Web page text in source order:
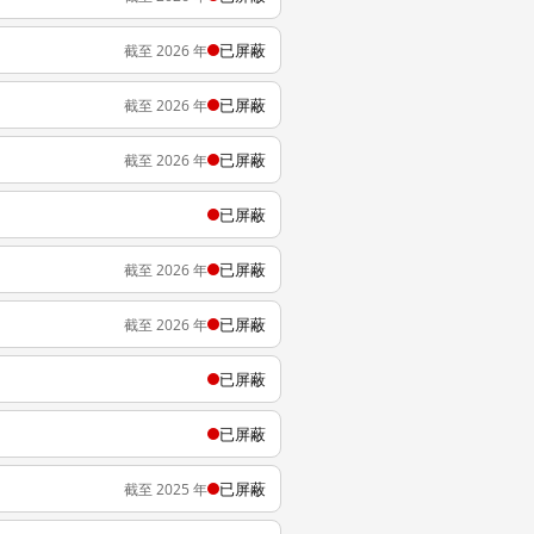
截至 2026 年 已屏蔽
截至 2026 年 已屏蔽
截至 2026 年 已屏蔽
已屏蔽
截至 2026 年 已屏蔽
截至 2026 年 已屏蔽
已屏蔽
已屏蔽
截至 2025 年 已屏蔽